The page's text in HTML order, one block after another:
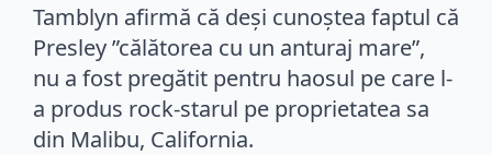
Tamblyn afirmă că deși cunoștea faptul că
Presley ”călătorea cu un anturaj mare”,
nu a fost pregătit pentru haosul pe care l-
a produs rock-starul pe proprietatea sa
din Malibu, California.